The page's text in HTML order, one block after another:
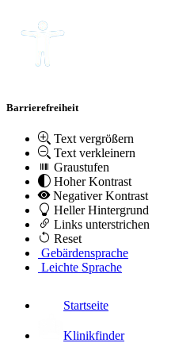
Barrierefreiheit
Text vergrößern
Text verkleinern
Graustufen
Hoher Kontrast
Negativer Kontrast
Heller Hintergrund
Links unterstrichen
Reset
Gebärdensprache
Leichte Sprache
Startseite
Klinikfinder